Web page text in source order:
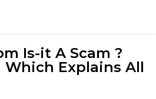
Is-it A Scam ?
Which Explains All